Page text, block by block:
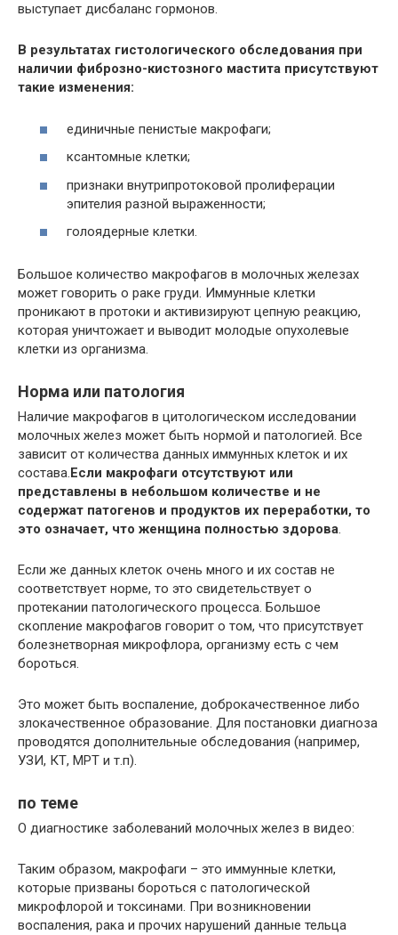
выступает дисбаланс гормонов.
В результатах гистологического обследования при
наличии фиброзно-кистозного мастита присутствуют
такие изменения:
единичные пенистые макрофаги;
ксантомные клетки;
признаки внутрипротоковой пролиферации
эпителия разной выраженности;
голоядерные клетки.
Большое количество макрофагов в молочных железах
может говорить о раке груди. Иммунные клетки
проникают в протоки и активизируют цепную реакцию,
которая уничтожает и выводит молодые опухолевые
клетки из организма.
Норма или патология
Наличие макрофагов в цитологическом исследовании
молочных желез может быть нормой и патологией. Все
зависит от количества данных иммунных клеток и их
состава.Если макрофаги отсутствуют или
представлены в небольшом количестве и не
содержат патогенов и продуктов их переработки, то
это означает, что женщина полностью здорова.
Если же данных клеток очень много и их состав не
соответствует норме, то это свидетельствует о
протекании патологического процесса. Большое
скопление макрофагов говорит о том, что присутствует
болезнетворная микрофлора, организму есть с чем
бороться.
Это может быть воспаление, доброкачественное либо
злокачественное образование. Для постановки диагноза
проводятся дополнительные обследования (например,
УЗИ, КТ, МРТ и т.п).
по теме
О диагностике заболеваний молочных желез в видео:
Таким образом, макрофаги – это иммунные клетки,
которые призваны бороться с патологической
микрофлорой и токсинами. При возникновении
воспаления, рака и прочих нарушений данные тельца